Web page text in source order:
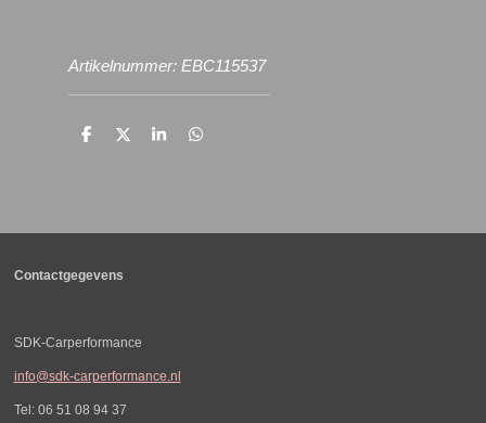
Artikelnummer: EBC115537
D
D
S
D
Contactgegevens
SDK-Carperformance
info@sdk-carperformance.nl
Tel: 06 51 08 94 37